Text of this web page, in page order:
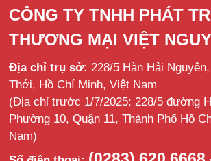
CÔNG TY TNHH PHÁT
THƯƠNG MẠI VIỆT
Địa chỉ trụ sở: 228/5 Hàn Hải
Thới, Hồ Chí Minh, Việt Nam
(Địa chỉ trước 1/7/2025: 228/5 đường
Phường 10, Quận 11, Thành Phố Hồ
Nam)